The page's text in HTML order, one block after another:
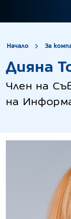
Начало За
Дияна
Член на
на